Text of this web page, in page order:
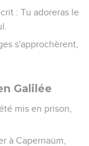
: Tu adoreras le
s'approchèrent,
Galilée
mis en prison,
à Capernaüm,